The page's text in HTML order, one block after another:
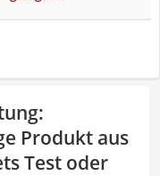
:
Produkt aus
Test oder